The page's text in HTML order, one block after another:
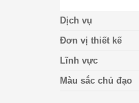
Dịch vụ
Đơn vị thiết kế
Lĩnh vực
Màu sắc chủ đạo